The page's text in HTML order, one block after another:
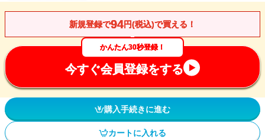
新規登録で94円(税込)で買える！
かんたん30秒登録！
今すぐ会員登録をする
購入手続きに進む
カートに入れる